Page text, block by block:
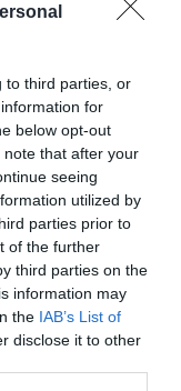
to third parties, or
for
below opt-out
that after your
seeing
utilized by
parties prior to
of the further
third parties on the
information may
the IAB’s List of
disclose it to other